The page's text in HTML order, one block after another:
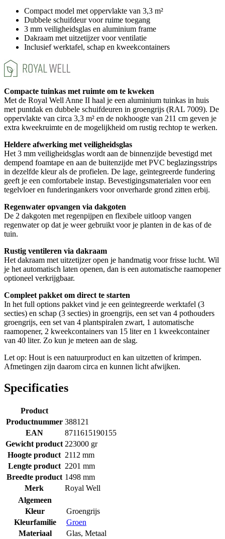
Compact model met oppervlakte van 3,3 m²
Dubbele schuifdeur voor ruime toegang
3 mm veiligheidsglas en aluminium frame
Dakraam met uitzetijzer voor ventilatie
Inclusief werktafel, schap en kweekcontainers
Compacte tuinkas met ruimte om te kweken
Met de Royal Well Anne II haal je een aluminium tuinkas in huis
met puntdak en dubbele schuifdeuren in groengrijs (RAL 7009). De
oppervlakte van circa 3,3 m² en de nokhoogte van 211 cm geven je
extra kweekruimte en de mogelijkheid om rustig rechtop te werken.
Heldere afwerking met veiligheidsglas
Het 3 mm veiligheidsglas wordt aan de binnenzijde bevestigd met
dempend foamtape en aan de buitenzijde met PVC beglazingsstrips
in dezelfde kleur als de profielen. De lage, geïntegreerde fundering
geeft je een comfortabele instap. Bevestigingsmaterialen voor een
tegelvloer en funderingankers voor onverharde grond zitten erbij.
Regenwater opvangen via dakgoten
De 2 dakgoten met regenpijpen en flexibele uitloop vangen
regenwater op dat je weer gebruikt voor je planten in de kas of de
tuin.
Rustig ventileren via dakraam
Het dakraam met uitzetijzer open je handmatig voor frisse lucht. Wil
je het automatisch laten openen, dan is een automatische raamopener
optioneel verkrijgbaar.
Compleet pakket om direct te starten
In het full options pakket vind je een geïntegreerde werktafel (3
secties) en schap (3 secties) in groengrijs, een set van 4 pothouders
groengrijs, een set van 4 plantspiralen zwart, 1 automatische
raamopener, 2 kweekcontainers van 15 liter en 1 kweekcontainer
van 40 liter. Zo kun je meteen aan de slag.
Let op: Hout is een natuurproduct en kan uitzetten of krimpen.
Afmetingen zijn daarom circa en kunnen licht afwijken.
Specificaties
Product
Productnummer 388121
EAN
8711615190155
Gewicht product 223000 gr
Hoogte product 2112 mm
Lengte product 2201 mm
Breedte product 1498 mm
Merk
Royal Well
Algemeen
Kleur
Groengrijs
Kleurfamilie
Groen
Materiaal
Glas, Metaal